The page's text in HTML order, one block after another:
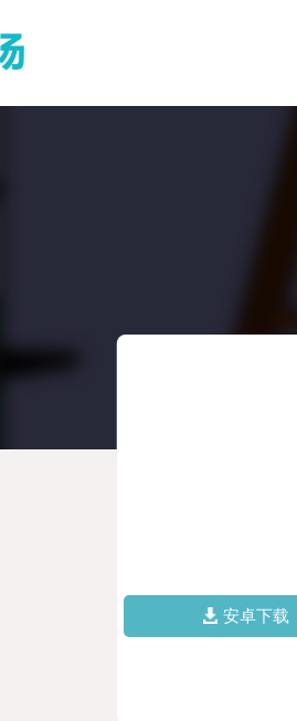
安卓下载